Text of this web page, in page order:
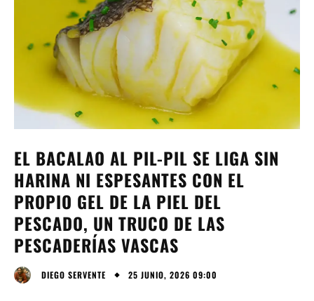
EL BACALAO AL PIL-PIL SE LIGA SIN
HARINA NI ESPESANTES CON EL
PROPIO GEL DE LA PIEL DEL
PESCADO, UN TRUCO DE LAS
PESCADERÍAS VASCAS
DIEGO SERVENTE 25 JUNIO, 2026 09:00